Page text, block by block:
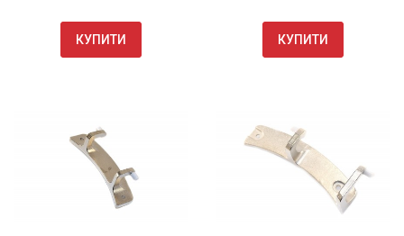
КУПИТИ КУПИТИ